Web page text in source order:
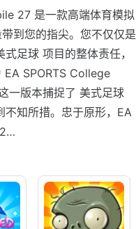
27 是一款高端体育模拟
到您的指尖。您不仅仅是
足球 项目的整体责任，
SPORTS College
一版本捕捉了 美式足球
不知所措。忠于原形，EA